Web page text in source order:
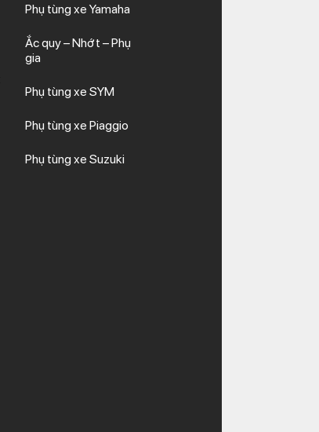
Phụ tùng xe Yamaha
Ắc quy – Nhớt – Phụ
gia
Phụ tùng xe SYM
Phụ tùng xe Piaggio
Phụ tùng xe Suzuki